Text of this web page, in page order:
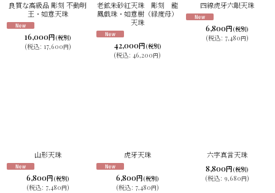
良質な高級品 彫刻 不動明
王・如意天珠
16,000円 (税別)
(税込: 17,600円)
老鉱朱砂紅天珠 彫刻 龍
鳳戯珠・如意樹（緑度母）
天珠
42,000円(税別)
(税込: 46,200円)
四線虎牙六眼天珠
6,800円 (税別)
(税込: 7,480円)
山形天珠
6,800円 (税別)
(税込: 7,480円)
虎牙天珠
6,800円 (税別)
(税込: 7,480円)
六字真言天珠
8,800円 (税別)
(税込: 9,680円)